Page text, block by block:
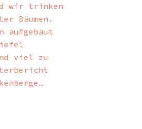
wir trinken
Bäumen.
aufgebaut
viel zu